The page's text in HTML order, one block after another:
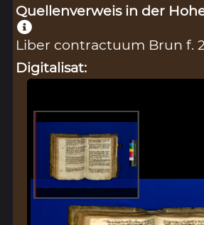
Quellenverweis in der
Liber contractuum Brun f.
Digitalisat: